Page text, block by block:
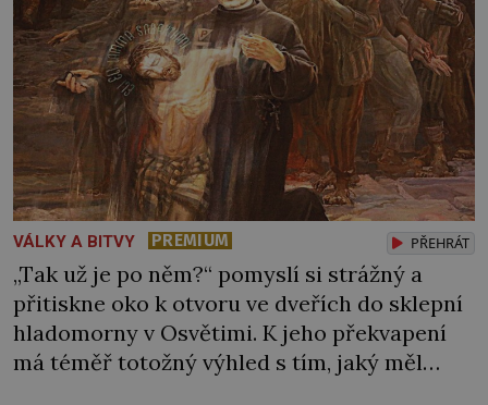
VÁLKY A BITVY PREMIUM PŘEHRÁT
„Tak už je po něm?“ pomyslí si strážný a
přitiskne oko k otvoru ve dveřích do sklepní
hladomorny v Osvětimi. K jeho překvapení
má téměř totožný výhled s tím, jaký měl